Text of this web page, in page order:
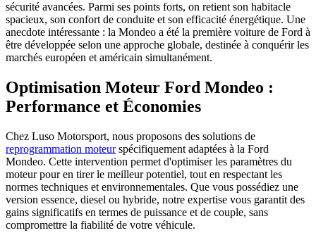
sécurité avancées. Parmi ses points forts, on retient son habitacle
spacieux, son confort de conduite et son efficacité énergétique. Une
anecdote intéressante : la Mondeo a été la première voiture de Ford à
être développée selon une approche globale, destinée à conquérir les
marchés européen et américain simultanément.
Optimisation Moteur Ford Mondeo :
Performance et Économies
Chez Luso Motorsport, nous proposons des solutions de
reprogrammation moteurspécifiquement adaptées à la Ford
Mondeo. Cette intervention permet d'optimiser les paramètres du
moteur pour en tirer le meilleur potentiel, tout en respectant les
normes techniques et environnementales. Que vous possédiez une
version essence, diesel ou hybride, notre expertise vous garantit des
gains significatifs en termes de puissance et de couple, sans
compromettre la fiabilité de votre véhicule.